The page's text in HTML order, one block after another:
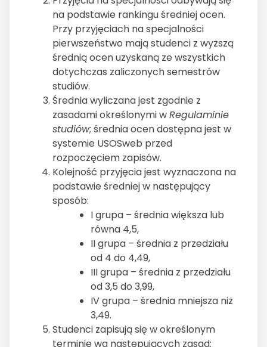
na podstawie rankingu średniej ocen.
Przy przyjęciach na specjalności
pierwszeństwo mają studenci z wyższą
średnią ocen uzyskaną ze wszystkich
dotychczas zaliczonych semestrów
studiów.
Średnia wyliczana jest zgodnie z
zasadami określonymi wRegulaminie
studiów; średnia ocen dostępna jest w
systemie USOSweb przed
rozpoczęciem zapisów.
Kolejność przyjęcia jest wyznaczona na
podstawie średniej w następujący
sposób:
I grupa – średnia większa lub
równa 4,5,
II grupa – średnia z przedziału
od 4 do 4,49,
III grupa – średnia z przedziału
od 3,5 do 3,99,
IV grupa – średnia mniejsza niż
3,49.
Studenci zapisują się w określonym
terminie wg następujących zasad: